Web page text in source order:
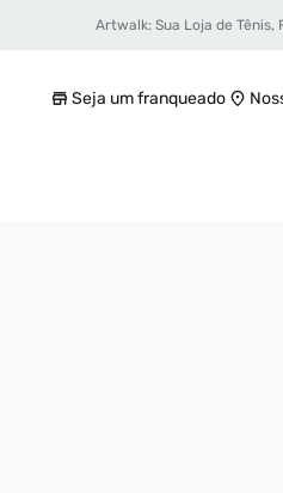
Artwalk: Sua Loja de Tênis,
Seja um franqueado
Gorro adidas